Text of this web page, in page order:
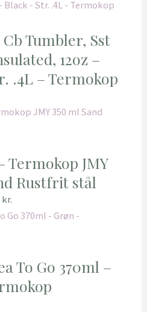
Tumbler, Sst
12oz –
.4L – Termokop
Termokop JMY
Rustfrit stål
kr.
To Go 370ml –